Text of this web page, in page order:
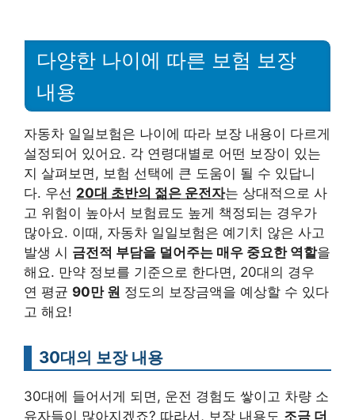
다양한 나이에 따른 보험 보장
내용
자동차 일일보험은 나이에 따라 보장 내용이 다르게
설정되어 있어요. 각 연령대별로 어떤 보장이 있는
지 살펴보면, 보험 선택에 큰 도움이 될 수 있답니
다. 우선 20대 초반의 젊은 운전자는 상대적으로 사
고 위험이 높아서 보험료도 높게 책정되는 경우가
많아요. 이때, 자동차 일일보험은 예기치 않은 사고
발생 시 금전적 부담을 덜어주는 매우 중요한 역할을
해요. 만약 정보를 기준으로 한다면, 20대의 경우
연 평균 90만 원 정도의 보장금액을 예상할 수 있다
고 해요!
30대의 보장 내용
30대에 들어서게 되면, 운전 경험도 쌓이고 차량 소
유자들이 많아지겠죠? 따라서, 보장 내용도 조금 더